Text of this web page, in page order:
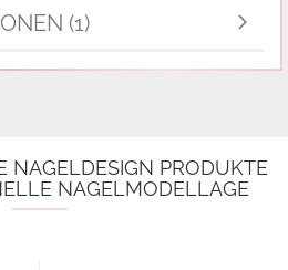
(1)
NAGELDESIGN PRODUKTE
NAGELMODELLAGE